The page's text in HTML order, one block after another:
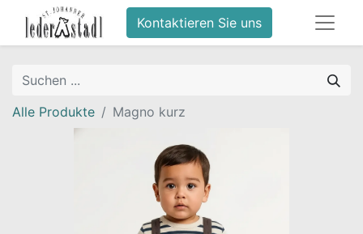
Kontaktieren Sie uns
Alle Produkte Magno kurz